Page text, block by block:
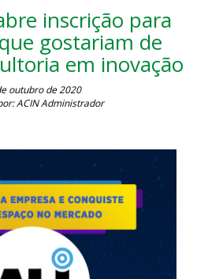
inscrição para
gostariam de
em inovação
outubro de 2020
ACIN Administrador